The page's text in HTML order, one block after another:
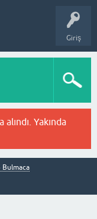
Giriş
alındı. Yakında
Bulmaca